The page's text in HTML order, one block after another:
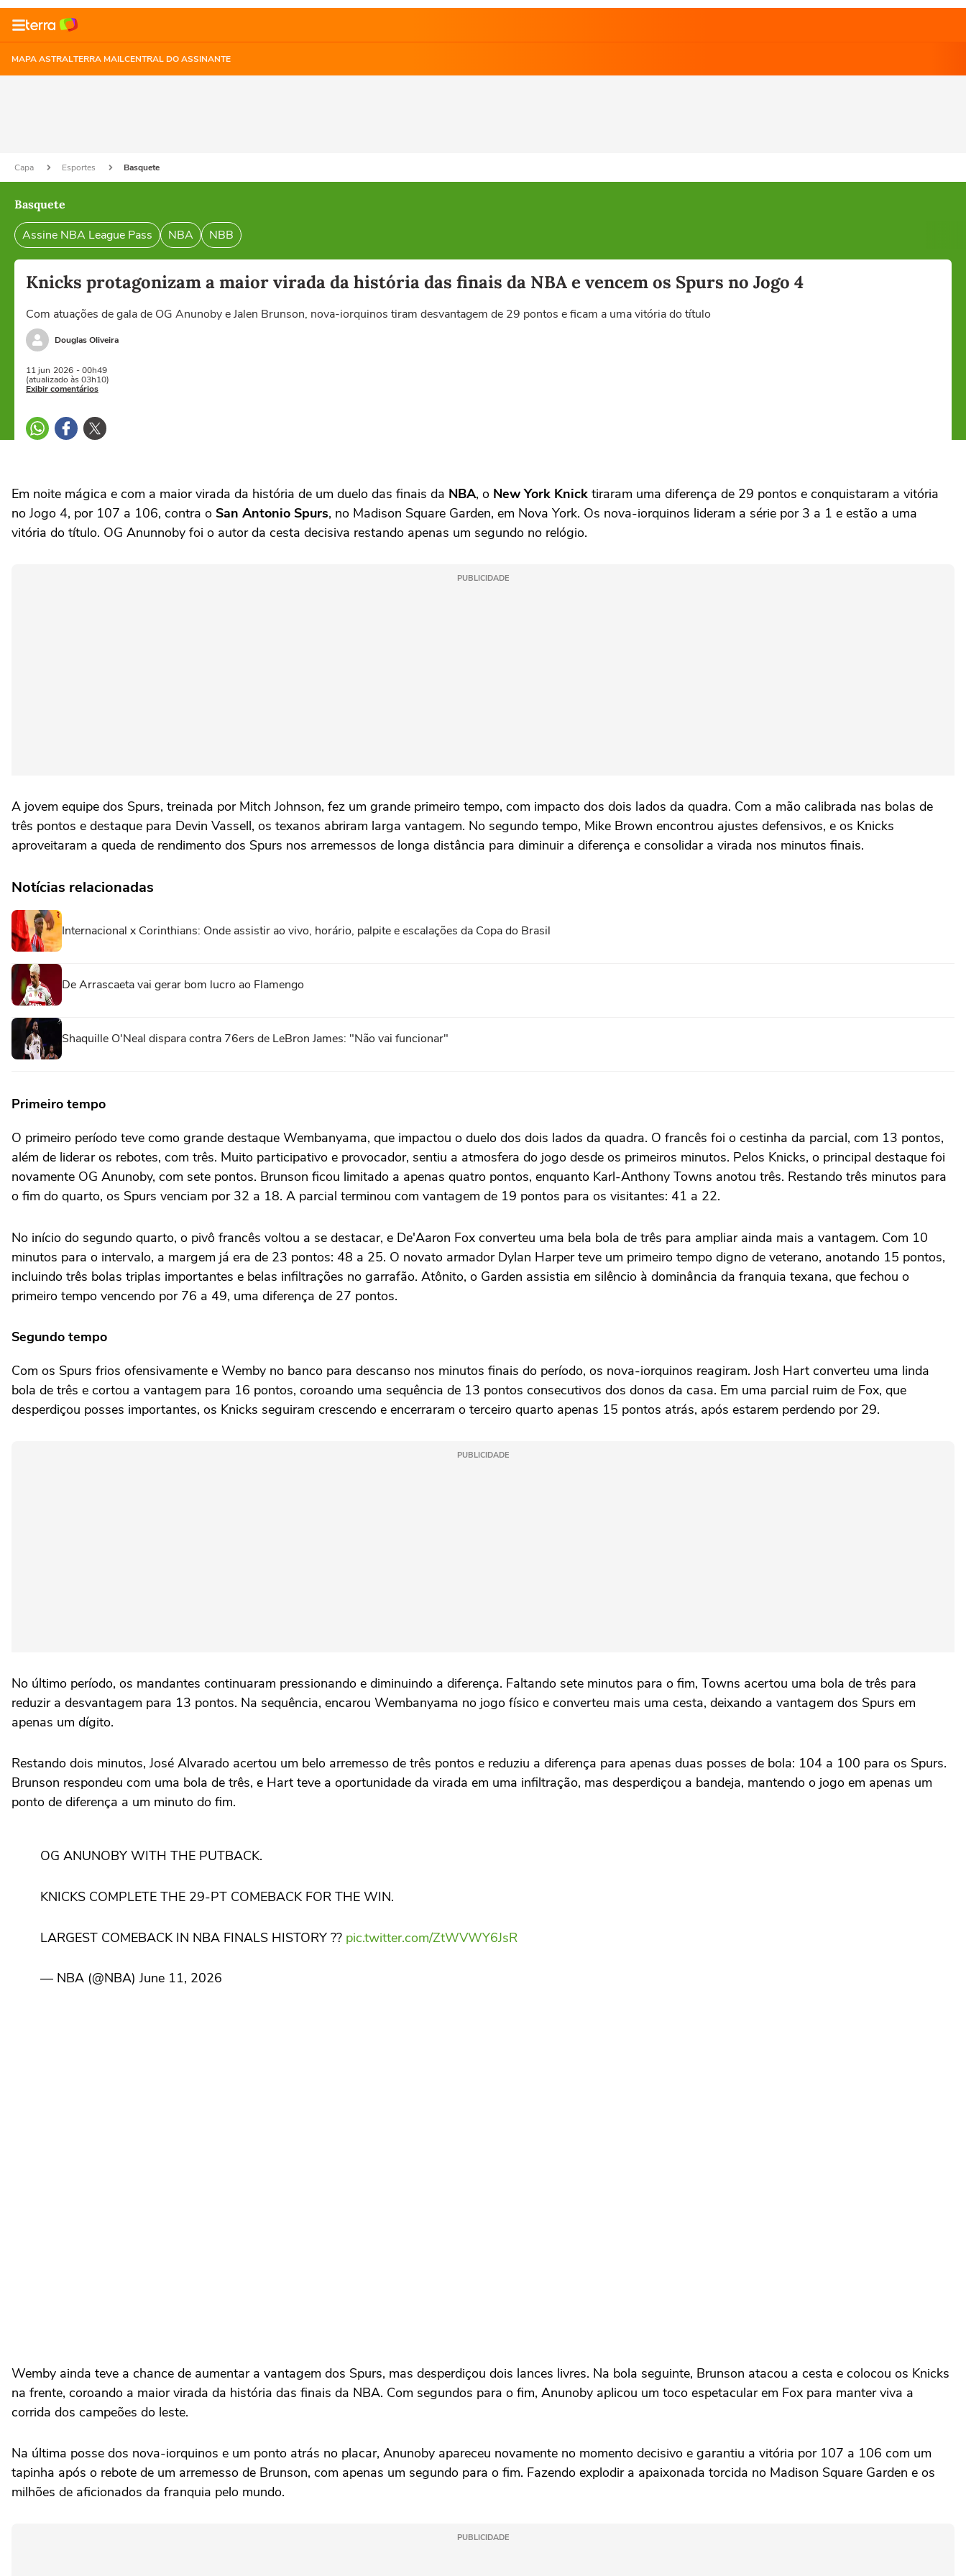
MAPA ASTRALTERRA MAILCENTRAL DO ASSINANTE
Capa Esportes Basquete
Basquete
Assine NBA League Pass NBA NBB
Knicks protagonizam a maior virada da história das finais da NBA e vencem os Spurs no Jogo 4
Com atuações de gala de OG Anunoby e Jalen Brunson, nova-iorquinos tiram desvantagem de 29 pontos e ficam a uma vitória do título
Douglas Oliveira
11 jun 2026 - 00h49
(atualizado às 03h10)
Exibir comentários
Em noite mágica e com a maior virada da história de um duelo das finais da NBA, o New York Knick tiraram uma diferença de 29 pontos e conquistaram a vitória
no Jogo 4, por 107 a 106, contra o San Antonio Spurs, no Madison Square Garden, em Nova York. Os nova-iorquinos lideram a série por 3 a 1 e estão a uma
vitória do título. OG Anunnoby foi o autor da cesta decisiva restando apenas um segundo no relógio.
PUBLICIDADE
A jovem equipe dos Spurs, treinada por Mitch Johnson, fez um grande primeiro tempo, com impacto dos dois lados da quadra. Com a mão calibrada nas bolas de
três pontos e destaque para Devin Vassell, os texanos abriram larga vantagem. No segundo tempo, Mike Brown encontrou ajustes defensivos, e os Knicks
aproveitaram a queda de rendimento dos Spurs nos arremessos de longa distância para diminuir a diferença e consolidar a virada nos minutos finais.
Notícias relacionadas
Internacional x Corinthians: Onde assistir ao vivo, horário, palpite e escalações da Copa do Brasil
De Arrascaeta vai gerar bom lucro ao Flamengo
Shaquille O'Neal dispara contra 76ers de LeBron James: "Não vai funcionar"
Primeiro tempo
O primeiro período teve como grande destaque Wembanyama, que impactou o duelo dos dois lados da quadra. O francês foi o cestinha da parcial, com 13 pontos,
além de liderar os rebotes, com três. Muito participativo e provocador, sentiu a atmosfera do jogo desde os primeiros minutos. Pelos Knicks, o principal destaque foi
novamente OG Anunoby, com sete pontos. Brunson ficou limitado a apenas quatro pontos, enquanto Karl-Anthony Towns anotou três. Restando três minutos para
o fim do quarto, os Spurs venciam por 32 a 18. A parcial terminou com vantagem de 19 pontos para os visitantes: 41 a 22.
No início do segundo quarto, o pivô francês voltou a se destacar, e De'Aaron Fox converteu uma bela bola de três para ampliar ainda mais a vantagem. Com 10
minutos para o intervalo, a margem já era de 23 pontos: 48 a 25. O novato armador Dylan Harper teve um primeiro tempo digno de veterano, anotando 15 pontos,
incluindo três bolas triplas importantes e belas infiltrações no garrafão. Atônito, o Garden assistia em silêncio à dominância da franquia texana, que fechou o
primeiro tempo vencendo por 76 a 49, uma diferença de 27 pontos.
Segundo tempo
Com os Spurs frios ofensivamente e Wemby no banco para descanso nos minutos finais do período, os nova-iorquinos reagiram. Josh Hart converteu uma linda
bola de três e cortou a vantagem para 16 pontos, coroando uma sequência de 13 pontos consecutivos dos donos da casa. Em uma parcial ruim de Fox, que
desperdiçou posses importantes, os Knicks seguiram crescendo e encerraram o terceiro quarto apenas 15 pontos atrás, após estarem perdendo por 29.
PUBLICIDADE
No último período, os mandantes continuaram pressionando e diminuindo a diferença. Faltando sete minutos para o fim, Towns acertou uma bola de três para
reduzir a desvantagem para 13 pontos. Na sequência, encarou Wembanyama no jogo físico e converteu mais uma cesta, deixando a vantagem dos Spurs em
apenas um dígito.
Restando dois minutos, José Alvarado acertou um belo arremesso de três pontos e reduziu a diferença para apenas duas posses de bola: 104 a 100 para os Spurs.
Brunson respondeu com uma bola de três, e Hart teve a oportunidade da virada em uma infiltração, mas desperdiçou a bandeja, mantendo o jogo em apenas um
ponto de diferença a um minuto do fim.
OG ANUNOBY WITH THE PUTBACK.
KNICKS COMPLETE THE 29-PT COMEBACK FOR THE WIN.
LARGEST COMEBACK IN NBA FINALS HISTORY ?? pic.twitter.com/ZtWVWY6JsR
— NBA (@NBA) June 11, 2026
Wemby ainda teve a chance de aumentar a vantagem dos Spurs, mas desperdiçou dois lances livres. Na bola seguinte, Brunson atacou a cesta e colocou os Knicks
na frente, coroando a maior virada da história das finais da NBA. Com segundos para o fim, Anunoby aplicou um toco espetacular em Fox para manter viva a
corrida dos campeões do leste.
Na última posse dos nova-iorquinos e um ponto atrás no placar, Anunoby apareceu novamente no momento decisivo e garantiu a vitória por 107 a 106 com um
tapinha após o rebote de um arremesso de Brunson, com apenas um segundo para o fim. Fazendo explodir a apaixonada torcida no Madison Square Garden e os
milhões de aficionados da franquia pelo mundo.
PUBLICIDADE